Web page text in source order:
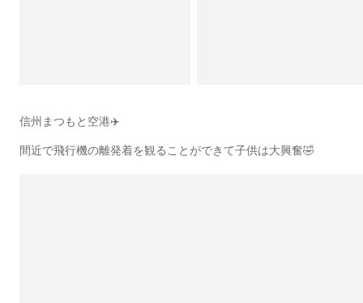
信州まつもと空港✈️
間近で飛行機の離発着を観ることができて子供は大興奮🤣